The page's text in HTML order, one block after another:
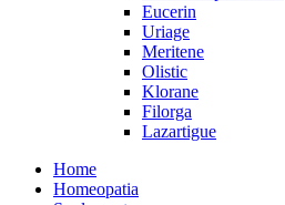
Eucerin
Uriage
Meritene
Olistic
Klorane
Filorga
Lazartigue
Home
Homeopatia